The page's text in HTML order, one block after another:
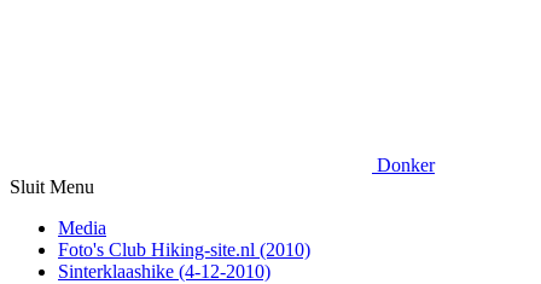
Donker
Sluit Menu
Media
Foto's Club Hiking-site.nl (2010)
Sinterklaashike (4-12-2010)